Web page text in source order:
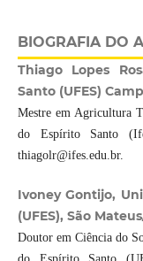
BIOGRAFIA DO
Thiago Lopes
Santo (UFES)
Mestre em Agricultura
do Espírito Santo
thiagolr@ifes.edu.br.
Ivoney Gontijo,
(UFES), São
Doutor em Ciência do